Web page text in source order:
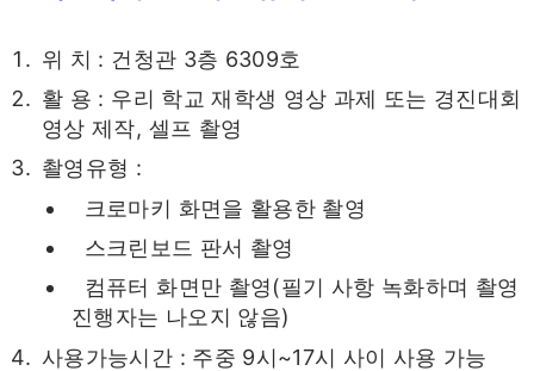
위 치 : 건청관 3층 6309호
활 용 : 우리 학교 재학생 영상 과제 또는 경진대회
영상 제작, 셀프 촬영
촬영유형 :
크로마키 화면을 활용한 촬영
스크린보드 판서 촬영
컴퓨터 화면만 촬영(필기 사항 녹화하며 촬영
진행자는 나오지 않음)
사용가능시간 : 주중 9시~17시 사이 사용 가능